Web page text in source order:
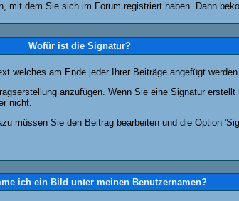
dem Sie sich im Forum registriert haben. Dann
Wofür ist die Signatur?
welches am Ende jeder Ihrer Beiträge angefügt
anzufügen. Wenn Sie eine Signatur
nicht.
müssen Sie den Beitrag bearbeiten und die Option
ich ein Bild unter meinen Benutzernamen?